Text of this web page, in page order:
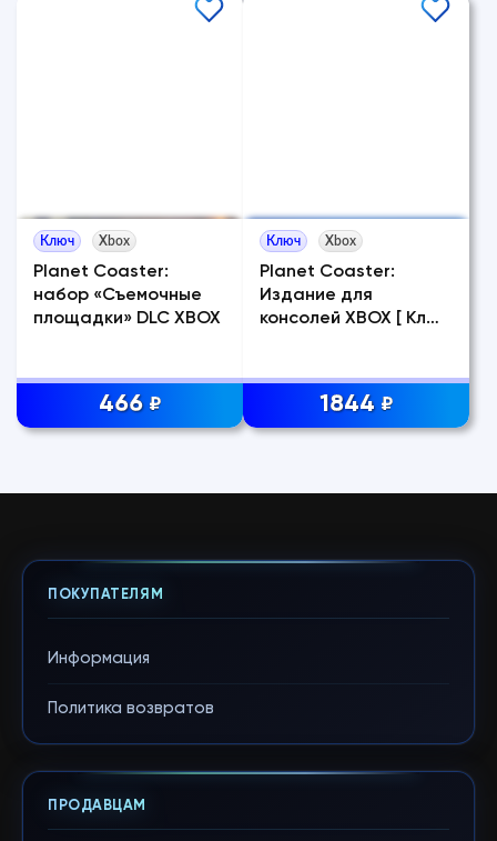
Ключ Xbox
Planet Coaster:
набор «Съемочные
площадки» DLC XBOX
466 ₽
Ключ Xbox
Planet Coaster:
Издание для
консолей XBOX [ Ключ
1844 ₽
ПОКУПАТЕЛЯМ
Информация
Политика возвратов
ПРОДАВЦАМ